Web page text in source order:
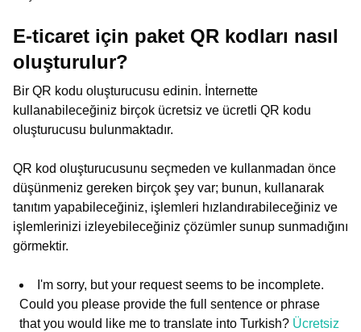
E-ticaret için paket QR kodları nasıl
oluşturulur?
Bir QR kodu oluşturucusu edinin. İnternette
kullanabileceğiniz birçok ücretsiz ve ücretli QR kodu
oluşturucusu bulunmaktadır.
QR kod oluşturucusunu seçmeden ve kullanmadan önce
düşünmeniz gereken birçok şey var; bunun, kullanarak
tanıtım yapabileceğiniz, işlemleri hızlandırabileceğiniz ve
işlemlerinizi izleyebileceğiniz çözümler sunup sunmadığını
görmektir.
I'm sorry, but your request seems to be incomplete.
Could you please provide the full sentence or phrase
that you would like me to translate into Turkish? Ücretsiz